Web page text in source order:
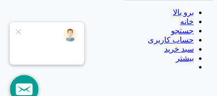
برو بالا
خانه
جستجو
حساب کاربری
سبد خرید
بیشتر